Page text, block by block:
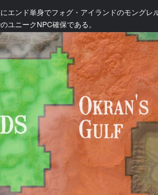
ンド単身でフォグ・アイランドのモングレ
ユニークNPC確保である。